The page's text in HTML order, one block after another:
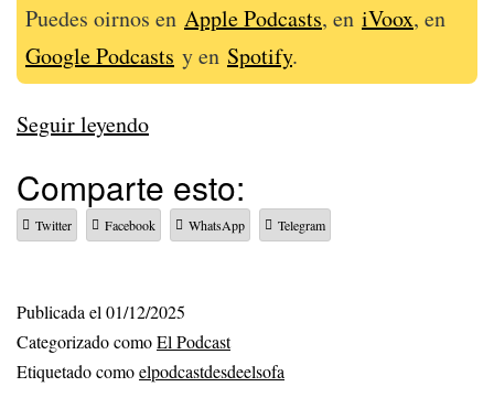
Puedes oirnos en Apple Podcasts, en iVoox, en
Google Podcasts y en Spotify.
Seguir leyendo334
16
sobre
Comparte esto:
Twitter Facebook WhatsApp Telegram
Publicada el01/12/2025
Categorizado comoEl Podcast
Etiquetado comoelpodcastdesdeelsofa